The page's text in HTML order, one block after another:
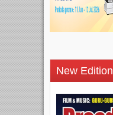
New Edition